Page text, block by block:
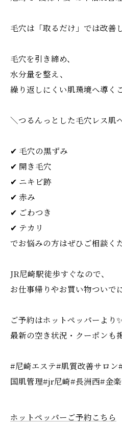
毛穴は「取るだけ」では改善
毛穴を引き締め、
水分量を整え、
繰り返しにくい肌環境へ導く
＼つるんっとした毛穴レス肌
✔ 毛穴の黒ずみ
✔ 開き毛穴
✔ ニキビ跡
✔ 赤み
✔ ごわつき
✔ テカリ
でお悩みの方はぜひご相談く
JR尼崎駅徒歩すぐなので、
お仕事帰りやお買い物ついで
ご予約はホットペッパーより✨
最新の空き状況・クーポンも
#尼崎エステ#肌質改善サロン
国肌管理#jr尼崎#長洲西#金
ホットペッパーご予約こちら